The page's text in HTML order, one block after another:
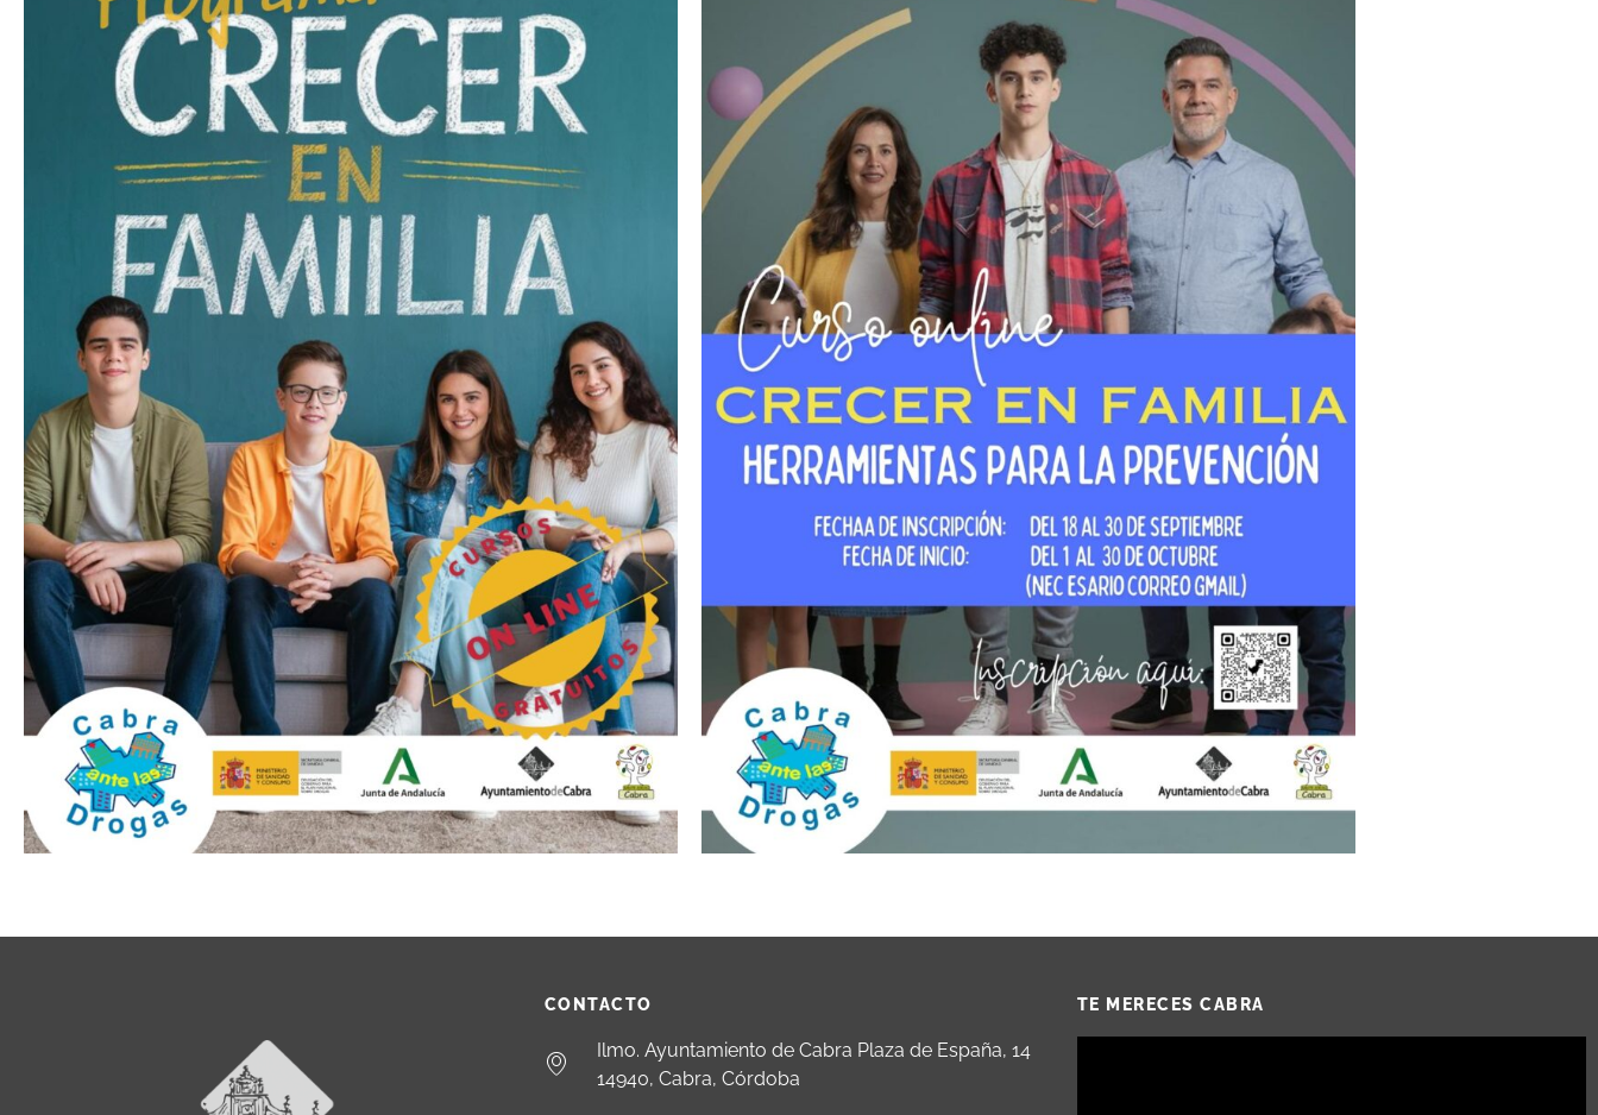
CONTACTO
Ilmo. Ayuntamiento de Cabra Plaza de España, 14
14940, Cabra, Córdoba
TE MERECES CABRA